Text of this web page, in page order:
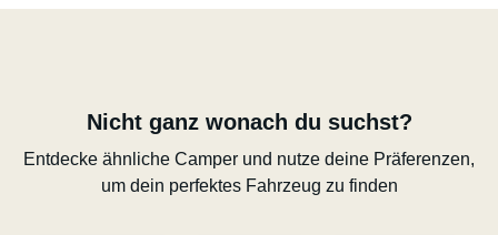
Nicht ganz wonach du suchst?
Entdecke ähnliche Camper und nutze deine Präferenzen,
um dein perfektes Fahrzeug zu finden